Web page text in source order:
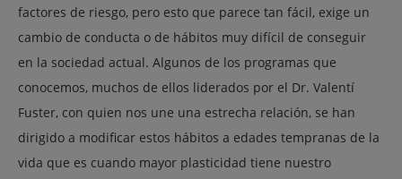
factores de riesgo, pero esto que parece tan fácil, exige un
cambio de conducta o de hábitos muy difícil de conseguir
en la sociedad actual. Algunos de los programas que
conocemos, muchos de ellos liderados por el Dr. Valentí
Fuster, con quien nos une una estrecha relación, se han
dirigido a modificar estos hábitos a edades tempranas de la
vida que es cuando mayor plasticidad tiene nuestro